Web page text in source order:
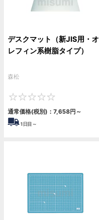
デスクマット（新JIS用・オ
レフィン系樹脂タイプ）
森松
通常価格(税別)： 7,658円 ～
1日目～